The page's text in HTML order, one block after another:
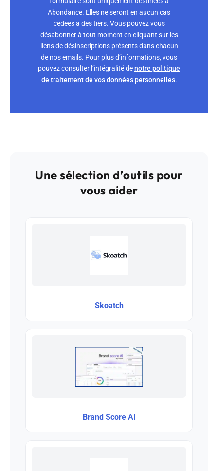
Abondance. Elles ne seront en aucun cas
cédées à des tiers. Vous pouvez vous
désabonner à tout moment en cliquant sur les
liens de désinscriptions présents dans chacun
de nos emails. Pour plus d’informations, vous
pouvez consulter l’intégralité denotre politique
de traitement de vos données personnelles.
Une sélection d’outils pour
vous aider
Skoatch
Brand Score AI